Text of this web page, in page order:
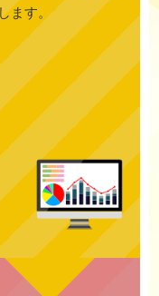
ます。